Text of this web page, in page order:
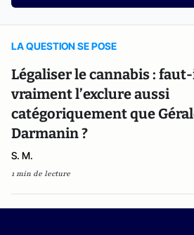
LA QUESTION SE POSE
Légaliser le cannabis :
vraiment l’exclure aussi
catégoriquement que
Darmanin ?
S. M.
1 min de lecture